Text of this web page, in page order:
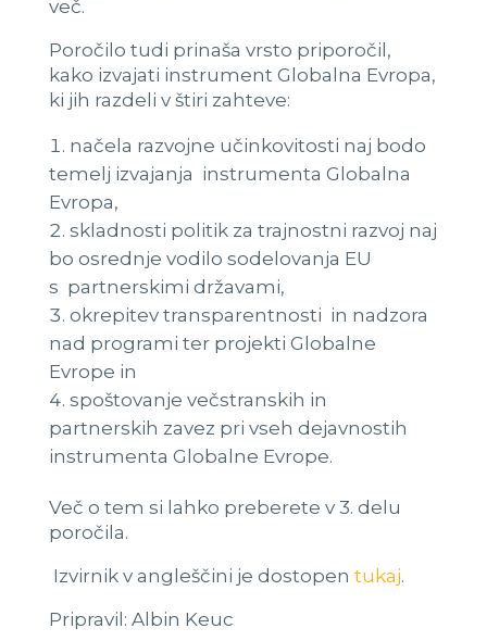
več.
Poročilo tudi prinaša vrsto priporočil,
kako izvajati instrument Globalna Evropa,
ki jih razdeli v štiri zahteve:
načela razvojne učinkovitosti naj bodo
temelj izvajanja instrumenta Globalna
Evropa,
skladnosti politik za trajnostni razvoj naj
bo osrednje vodilo sodelovanja EU
s partnerskimi državami,
okrepitev transparentnosti in nadzora
nad programi ter projekti Globalne
Evrope in
spoštovanje večstranskih in
partnerskih zavez pri vseh dejavnostih
instrumenta Globalne Evrope.
Več o tem si lahko preberete v 3. delu
poročila.
Izvirnik v angleščini je dostopen tukaj.
Pripravil: Albin Keuc